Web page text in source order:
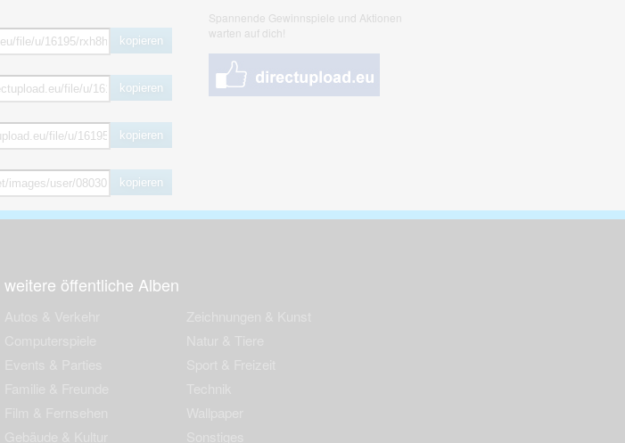
kopieren
kopieren
kopieren
kopieren
Spannende Gewinnspiele und Aktionen
warten auf dich!
weitere öffentliche Alben